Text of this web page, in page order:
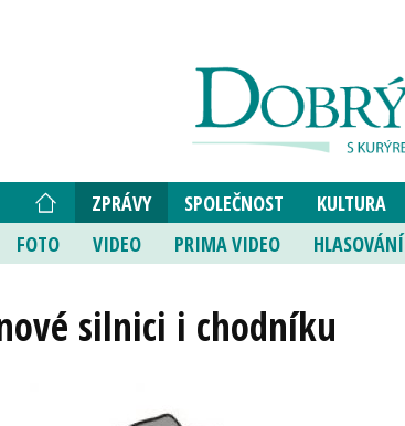
ZPRÁVY SPOLEČNOST KULTURA
FOTO
VIDEO PRIMA VIDEO HLASOVÁNÍ
silnici i chodníku